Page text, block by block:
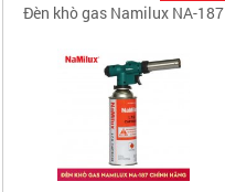
Đèn khò gas Namilux NA-187